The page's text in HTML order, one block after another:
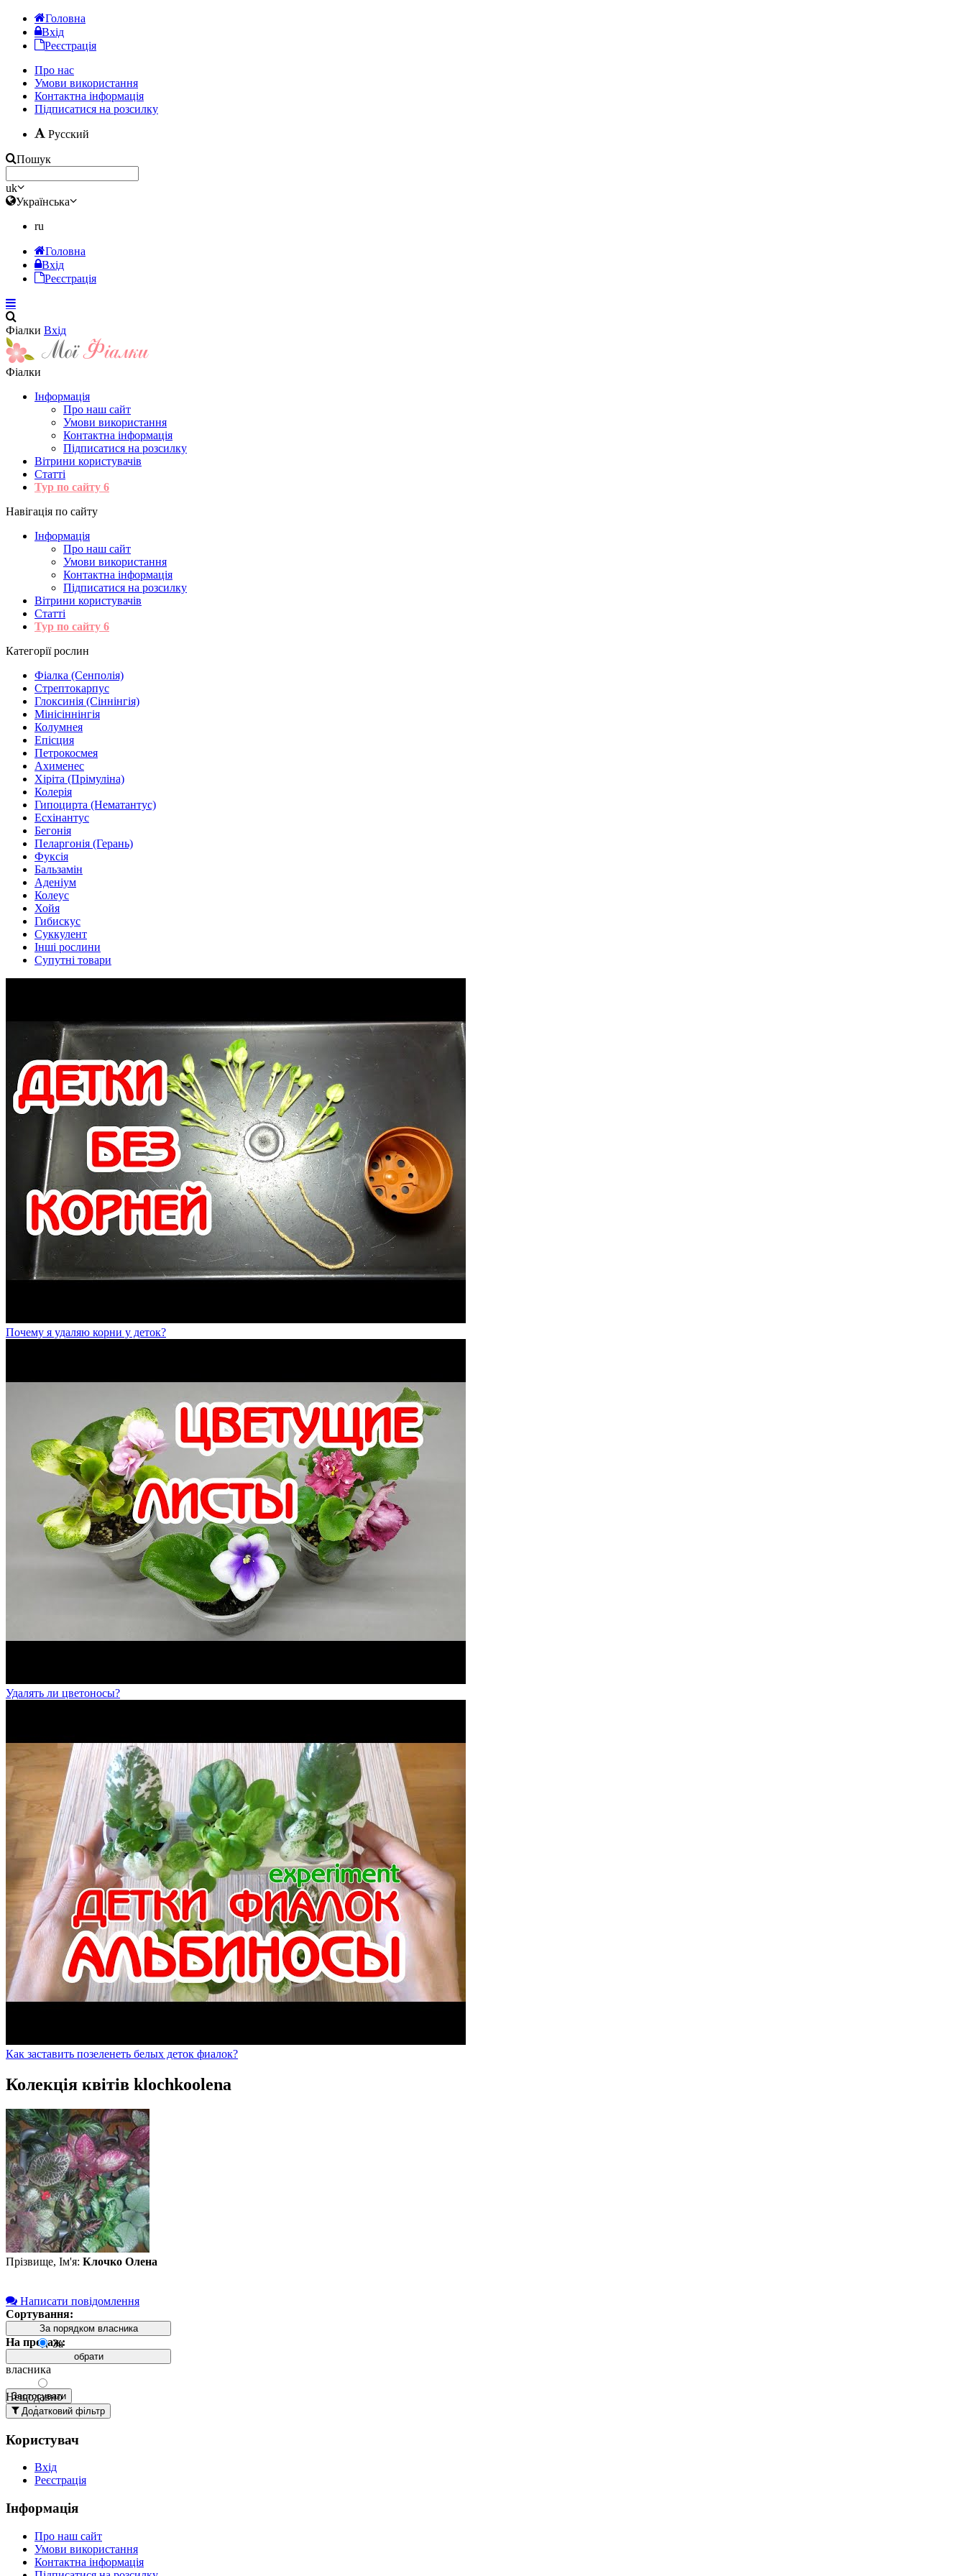
Головна
Вхід
Реєстрація
Про нас
Умови використання
Контактна інформація
Підписатися на розсилку
Русский
Пошук
uk
Українська
ru
Головна
Вхід
Реєстрація
Фіалки Вхід
Фіалки
Інформація
Про наш сайт
Умови використання
Контактна інформація
Підписатися на розсилку
Вітрини користувачів
Статті
Тур по сайту 6
Навігація по сайту
Інформація
Про наш сайт
Умови використання
Контактна інформація
Підписатися на розсилку
Вітрини користувачів
Статті
Тур по сайту 6
Категорії рослин
Фіалка (Сенполія)
Стрептокарпус
Глоксинія (Сіннінгія)
Мінісіннінгія
Колумнея
Епісция
Петрокосмея
Ахименес
Хіріта (Прімуліна)
Колерія
Гипоцирта (Нематантус)
Есхінантус
Бегонія
Пеларгонія (Герань)
Фуксія
Бальзамін
Аденіум
Колеус
Хойя
Гибискус
Суккулент
Інші рослини
Супутні товари
Почему я удаляю корни у деток?
Удалять ли цветоносы?
Как заставить позеленеть белых деток фиалок?
Колекція квітів klochkoolena
Прізвище, Ім'я: Клочко Олена
Написати повідомлення
Сортування:
За порядком власника
За
власника
Нещодавно
додані
вгорі
Давно
додані
За
назвою А-
Я
назвою Я-
На продаж:
обрати
Застосувати
Додатковий фільтр
Користувач
Вхід
Реєстрація
Інформація
Про наш сайт
Умови використання
Контактна інформація